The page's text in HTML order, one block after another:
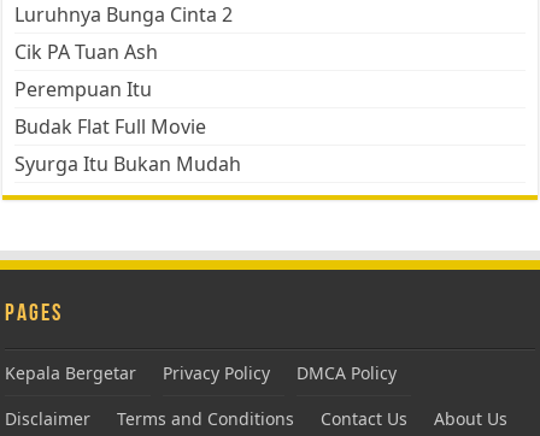
Luruhnya Bunga Cinta 2
Cik PA Tuan Ash
Perempuan Itu
Budak Flat Full Movie
Syurga Itu Bukan Mudah
Pages
Kepala Bergetar Privacy Policy
DMCA Policy
Disclaimer
Terms and Conditions Contact Us About Us